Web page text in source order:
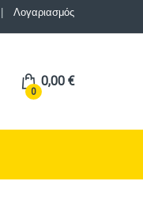
Λογαριασμός
0
0,00 €